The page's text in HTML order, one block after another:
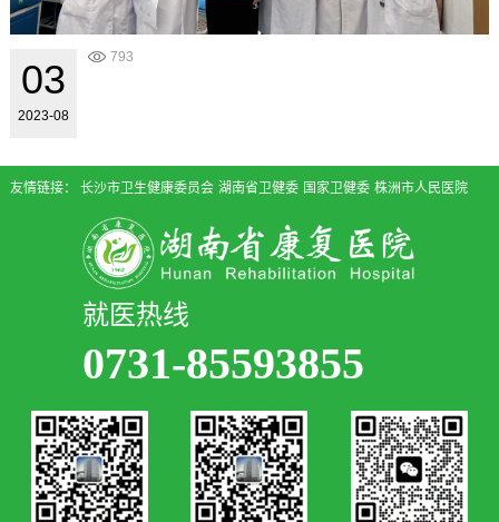
03
2023-08
793
友情链接： 长沙市卫生健康委员会 湖南省卫健委 国家卫健委 株洲市人民医院
就医热线
0731-85593855